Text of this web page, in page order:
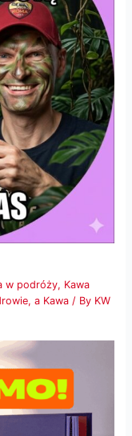
w podróży, Kawa
a Kawa / By KW